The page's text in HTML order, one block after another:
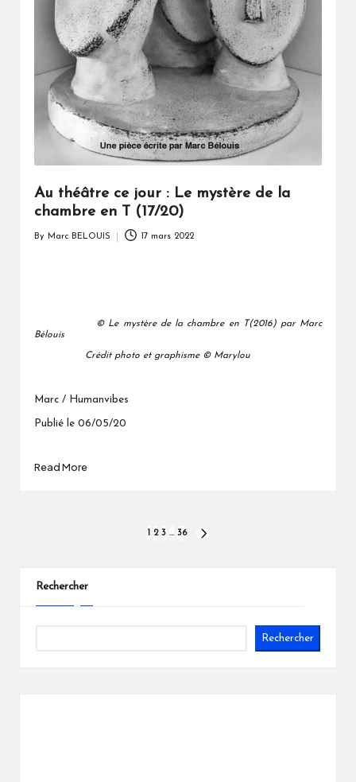
Au théâtre ce jour : Le mystère de la
chambre en T (17/20)
By Marc BELOUIS 17 mars 2022
© Le mystère de la chambre en T(2016) par Marc
Bélouis
Crédit photo et graphisme © Marylou
Marc / Humanvibes
Publié le 06/05/20
Read More
publications
2 3 … 36
Rechercher
Rechercher